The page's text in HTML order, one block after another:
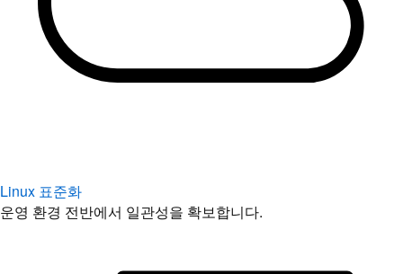
Linux 표준화
운영 환경 전반에서 일관성을 확보합니다.